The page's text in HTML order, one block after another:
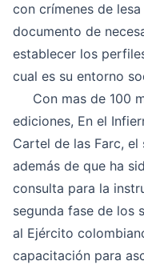
con crímenes de
documento de
establecer los
cual es su entorno
Con mas de 100
ediciones, En el
Cartel de las Farc, el
además de que ha
consulta para la
segunda fase de los
al Ejército
capacitación para